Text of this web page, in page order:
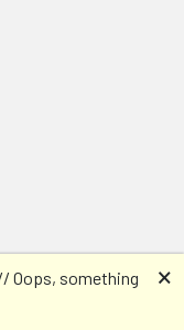
Oops, something
🗙